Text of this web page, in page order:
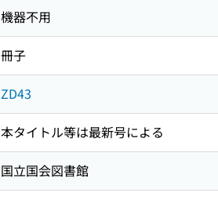
機器不用
冊子
ZD43
本タイトル等は最新号による
国立国会図書館